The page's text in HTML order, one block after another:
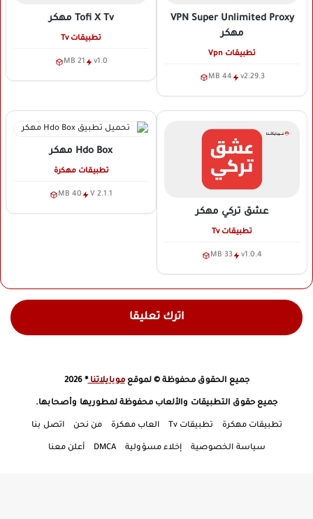
VPN Super Unlimited Proxy
مهكر
تطبيقات Vpn
v2.29.3
44 MB
Tofi X Tv مهكر
تطبيقات Tv
v1.0
21 MB
عشق تركي مهكر
تطبيقات Tv
v1.0.4
33 MB
Hdo Box مهكر
تطبيقات مهكرة
V 2.1.1
40 MB
اترك تعليقا
جميع الحقوق محفوظة © لموقعموبايلاتنا® 2026
جميع حقوق التطبيقات والألعاب محفوظة لمطوريها وأصحابها.
تطبيقات مهكرة تطبيقات Tv العاب مهكرة من نحن اتصل بنا
سياسة الخصوصية إخلاء مسؤولية DMCA أعلن معنا